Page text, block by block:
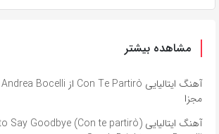
مشاهده بیشتر
مجزا